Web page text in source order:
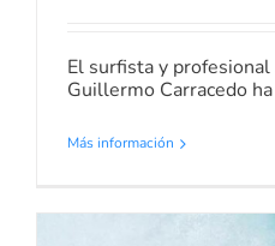
El surfista y
Guillermo Carracedo
Más información